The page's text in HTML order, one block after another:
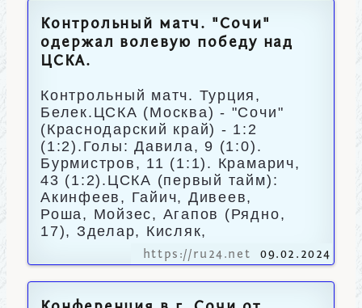
Контрольный матч. "Сочи"
одержал волевую победу над
ЦСКА.
Контрольный матч. Турция,
Белек.ЦСКА (Москва) - "Сочи"
(Краснодарский край) - 1:2
(1:2).Голы: Давила, 9 (1:0).
Бурмистров, 11 (1:1). Крамарич,
43 (1:2).ЦСКА (первый тайм):
Акинфеев, Гайич, Дивеев,
Роша, Мойзес, Агапов (Рядно,
17), Зделар, Кисляк,
https://ru24.net 09.02.2024